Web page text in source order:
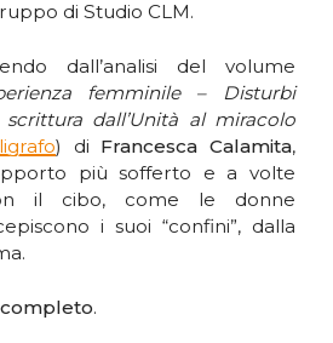
di Studio CLM.
dall’analisi del volume
femminile – Disturbi
dall’Unità al miracolo
) di Francesca Calamita,
più sofferto e a volte
il cibo, come le donne
i suoi “confini”, dalla
.